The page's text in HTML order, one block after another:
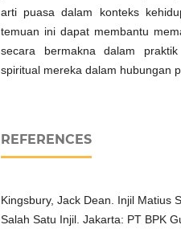
arti puasa dalam konteks
temuan ini dapat membantu
secara bermakna dalam
spiritual mereka dalam hubungan
REFERENCES
Kingsbury, Jack Dean. Injil Matius
Salah Satu Injil. Jakarta: PT BPK